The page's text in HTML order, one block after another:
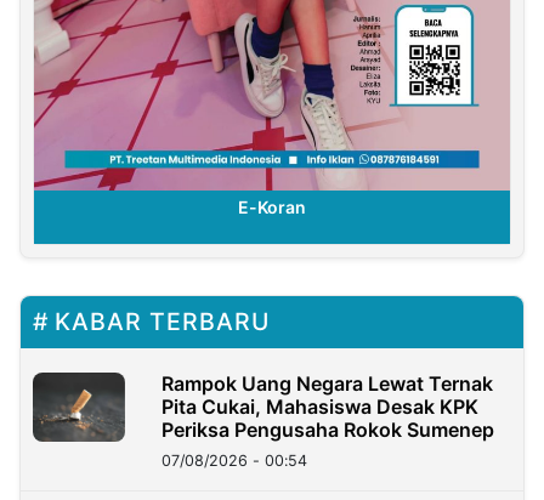
E-Koran
KABAR TERBARU
Rampok Uang Negara Lewat Ternak
Pita Cukai, Mahasiswa Desak KPK
Periksa Pengusaha Rokok Sumenep
07/08/2026 - 00:54